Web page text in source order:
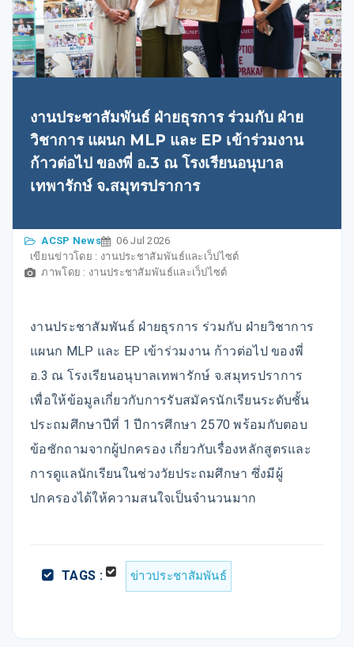
งานประชาสัมพันธ์ ฝ่ายธุรการ ร่วมกับ ฝ่าย
วิชาการ แผนก MLP และ EP เข้าร่วมงาน
ก้าวต่อไป ของพี่ อ.3 ณ โรงเรียนอนุบาล
เทพารักษ์ จ.สมุทรปราการ
ACSP News
06 Jul 2026
เขียนข่าวโดย : งานประชาสัมพันธ์และเว็ปไซต์
ภาพโดย : งานประชาสัมพันธ์และเว็ปไซต์
งานประชาสัมพันธ์ ฝ่ายธุรการ ร่วมกับ ฝ่ายวิชาการ
แผนก MLP และ EP เข้าร่วมงาน ก้าวต่อไป ของพี่
อ.3 ณ โรงเรียนอนุบาลเทพารักษ์ จ.สมุทรปราการ
เพื่อให้ข้อมูลเกี่ยวกับการรับสมัครนักเรียนระดับชั้น
ประถมศึกษาปีที่ 1 ปีการศึกษา 2570 พร้อมกับตอบ
ข้อซักถามจากผู้ปกครอง เกี่ยวกับเรื่องหลักสูตรและ
การดูแลนักเรียนในช่วงวัยประถมศึกษา ซึ่งมีผู้
ปกครองได้ให้ความสนใจเป็นจำนวนมาก
TAGS : ข่าวประชาสัมพันธ์